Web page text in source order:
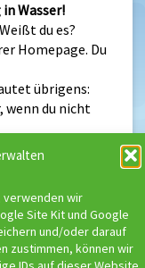
verwenden wir
Site Kit und Google
und/oder darauf
zustimmen, können wir
Wasser!
du es?
Homepage. Du
übrigens:
wenn du nicht
Kurse